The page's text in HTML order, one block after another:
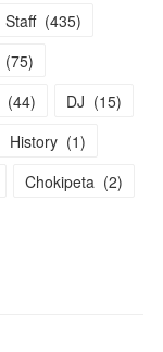
Staff (435)
(75)
(44) DJ (15)
History (1)
Chokipeta (2)